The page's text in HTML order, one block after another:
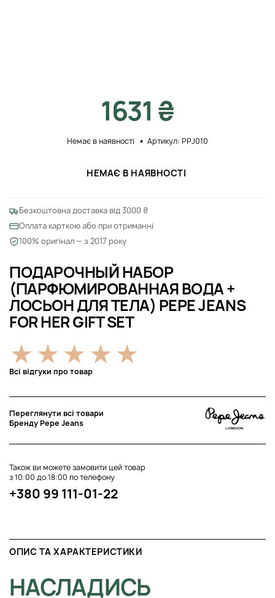
ПОДАРОЧНЫЙ НАБОР
(ПАРФЮМИРОВАННАЯ ВОДА +
ЛОСЬОН ДЛЯ ТЕЛА) PEPE JEANS
FOR HER GIFT SET
Всі відгуки про товар
Переглянути всі товари
Бренду Pepe Jeans
Також ви можете замовити цей товар
з 10:00 до 18:00 по телефону
+380 99 111-01-22
1631 ₴
Немає в наявності Артикул: PPJ010
НЕМАЄ В НАЯВНОСТІ
Безкоштовна доставка від 3000 ₴
Оплата карткою або при отриманні
100% оригінал — з 2017 року
ОПИС ТА ХАРАКТЕРИСТИКИ
НАСЛАДИСЬ